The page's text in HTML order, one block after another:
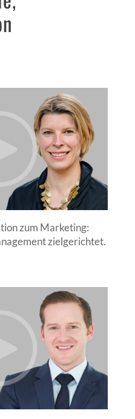
zum Marketing:
zielgerichtet.